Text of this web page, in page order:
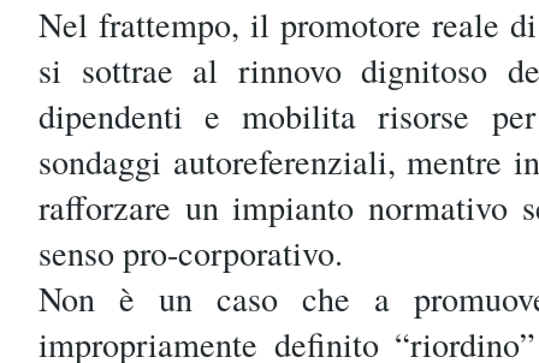
Nel frattempo, il promotore reale
si sottrae al rinnovo dignitoso
dipendenti e mobilita risorse
sondaggi autoreferenziali, mentre
rafforzare un impianto normativo
senso pro-corporativo.
Non è un caso che a
impropriamente definito